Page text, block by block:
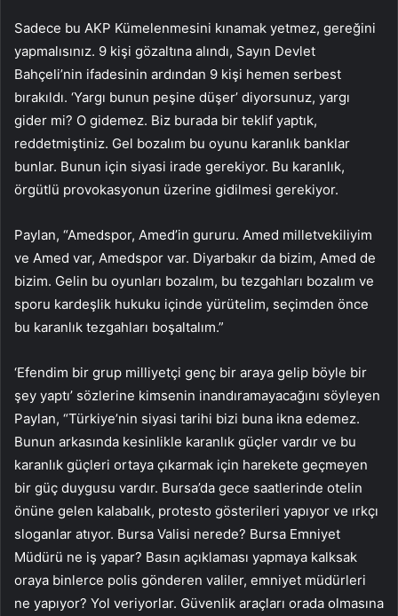
Sadece bu AKP Kümelenmesini kınamak yetmez, gereğini
yapmalısınız. 9 kişi gözaltına alındı, Sayın Devlet
Bahçeli’nin ifadesinin ardından 9 kişi hemen serbest
bırakıldı. ‘Yargı bunun peşine düşer’ diyorsunuz, yargı
gider mi? O gidemez. Biz burada bir teklif yaptık,
reddetmiştiniz. Gel bozalım bu oyunu karanlık banklar
bunlar. Bunun için siyasi irade gerekiyor. Bu karanlık,
örgütlü provokasyonun üzerine gidilmesi gerekiyor.
Paylan, “Amedspor, Amed’in gururu. Amed milletvekiliyim
ve Amed var, Amedspor var. Diyarbakır da bizim, Amed de
bizim. Gelin bu oyunları bozalım, bu tezgahları bozalım ve
sporu kardeşlik hukuku içinde yürütelim, seçimden önce
bu karanlık tezgahları boşaltalım.”
‘Efendim bir grup milliyetçi genç bir araya gelip böyle bir
şey yaptı’ sözlerine kimsenin inandıramayacağını söyleyen
Paylan, “Türkiye’nin siyasi tarihi bizi buna ikna edemez.
Bunun arkasında kesinlikle karanlık güçler vardır ve bu
karanlık güçleri ortaya çıkarmak için harekete geçmeyen
bir güç duygusu vardır. Bursa’da gece saatlerinde otelin
önüne gelen kalabalık, protesto gösterileri yapıyor ve ırkçı
sloganlar atıyor. Bursa Valisi nerede? Bursa Emniyet
Müdürü ne iş yapar? Basın açıklaması yapmaya kalksak
oraya binlerce polis gönderen valiler, emniyet müdürleri
ne yapıyor? Yol veriyorlar. Güvenlik araçları orada olmasına